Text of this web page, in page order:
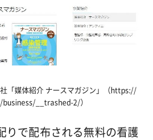
「媒体紹介 ナースマガジン」（https://
__trashed-2/）
りで配布される無料の看護